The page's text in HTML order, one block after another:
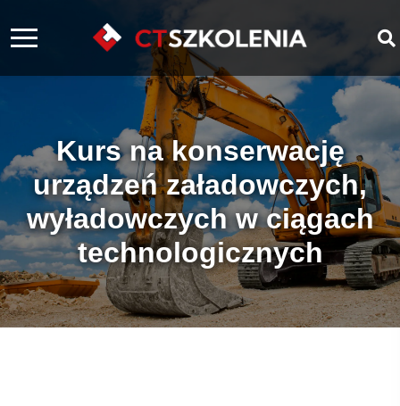
Kurs na konserwację
urządzeń załadowczych,
wyładowczych w ciągach
technologicznych